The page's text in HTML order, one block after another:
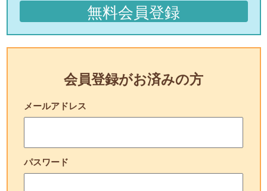
無料会員登録
会員登録がお済みの方
メールアドレス
パスワード